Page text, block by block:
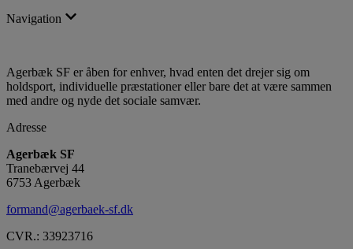
Navigation
Agerbæk SF er åben for enhver, hvad enten det drejer sig om
holdsport, individuelle præstationer eller bare det at være sammen
med andre og nyde det sociale samvær.
Adresse
Agerbæk SF
Tranebærvej 44
6753 Agerbæk
formand@agerbaek-sf.dk
CVR.: 33923716